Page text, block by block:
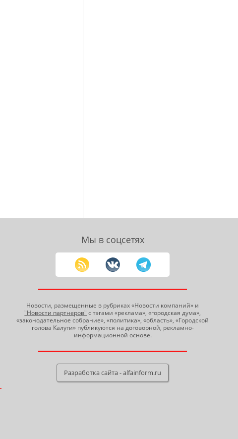
Мы в соцсетях
Новости, размещенные в рубриках «Новости компаний» и
"Новости партнеров" с тэгами «реклама», «городская дума»,
«законодательное собрание», «политика», «область», «Городской
голова Калуги» публикуются на договорной, рекламно-
информационной основе.
Разработка сайта - alfainform.ru